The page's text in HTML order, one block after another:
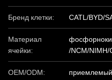
Бренд клетки: CATL/BYD/
Материал
ячейки:
/NCM/NIMH/
OEM/ODM: приемлемый